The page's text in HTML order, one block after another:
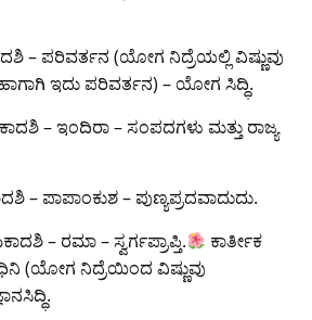
– ಪರಿವರ್ತನ (ಯೋಗ ನಿದ್ರೆಯಲ್ಲಿ ವಿಷ್ಣುವು
ಹಾಗಾಗಿ ಇದು ಪರಿವರ್ತನ) – ಯೋಗ ಸಿದ್ಧಿ.
– ಇಂದಿರಾ – ಸಂಪದಗಳು ಮತ್ತು ರಾಜ್ಯ
– ಪಾಪಾಂಕುಶ – ಪುಣ್ಯಪ್ರದವಾದುದು.
– ರಮಾ – ಸ್ವರ್ಗಪ್ರಾಪ್ತಿ.
ಕಾರ್ತೀಕ
(ಯೋಗ ನಿದ್ರೆಯಿಂದ ವಿಷ್ಣುವು